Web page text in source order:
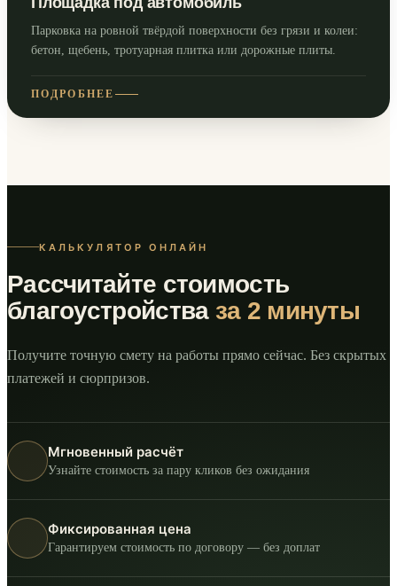
Парковка на ровной твёрдой поверхности без грязи и колеи:
бетон, щебень, тротуарная плитка или дорожные плиты.
ПОДРОБНЕЕ
КАЛЬКУЛЯТОР ОНЛАЙН
Рассчитайте стоимость
благоустройства за 2 минуты
Получите точную смету на работы прямо сейчас. Без скрытых
платежей и сюрпризов.
Мгновенный расчёт
Узнайте стоимость за пару кликов без ожидания
Фиксированная цена
Гарантируем стоимость по договору — без доплат